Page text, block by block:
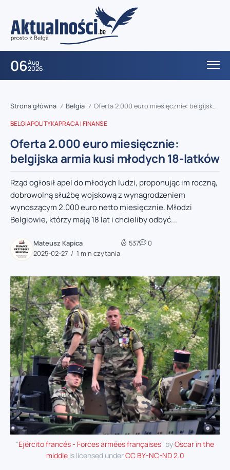
06Aug
2026
Strona główna / Belgia / Oferta 2.000 euro miesięcznie: belgijska armia kusi młodych 18-latków
BELGIAPOLITYKAPRACA I FINANSE
Oferta 2.000 euro miesięcznie:
belgijska armia kusi młodych 18-latków
Rząd ogłosił apel do młodych ludzi, proponując im roczną,
dobrowolną służbę wojskową z wynagrodzeniem
wynoszącym 2.000 euro netto miesięcznie. Młodzi
Belgiowie, którzy mają 18 lat i chcieliby odbyć...
Mateusz Kapica
2025-02-27
1 min czytania
537 0
"Ejército francés - Forces armées françaises" byOscar in the
middleis licensed underCC BY-NC-ND 2.0